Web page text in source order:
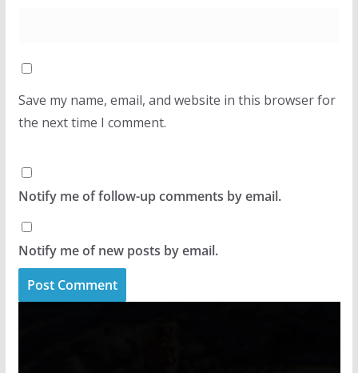
Save my name, email, and website in this browser for
the next time I comment.
Notify me of follow-up comments by email.
Notify me of new posts by email.